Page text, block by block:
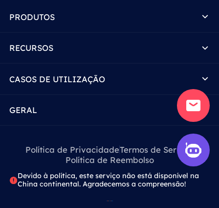
PRODUTOS
RECURSOS
CASOS DE UTILIZAÇÃO
GERAL
Política de PrivacidadeTermos de Serviço
Política de Reembolso
Devido à política, este serviço não está disponível na
China continental. Agradecemos a compreensão!